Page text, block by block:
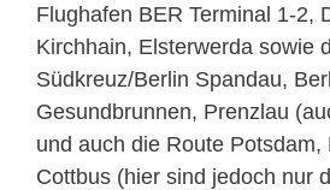
Flughafen BER Terminal 1-2,
Kirchhain, Elsterwerda sowie
Südkreuz/Berlin Spandau,
Gesundbrunnen, Prenzlau
und auch die Route Potsdam,
Cottbus (hier sind jedoch nur